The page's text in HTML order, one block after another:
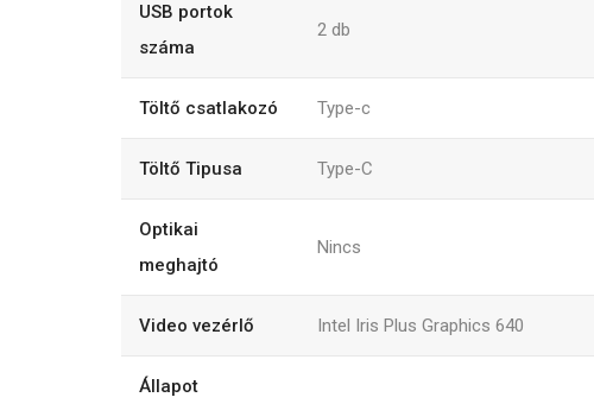
USB portok
száma
2 db
Töltő csatlakozó Type-c
Töltő Tipusa Type-C
Optikai
meghajtó
Nincs
Video vezérlő Intel Iris Plus Graphics 640
Állapot